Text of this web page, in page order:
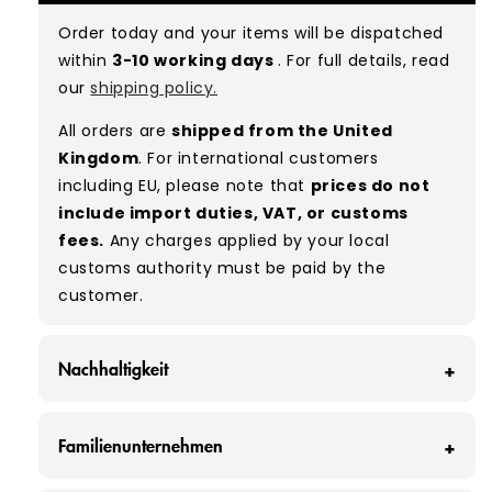
with minimal signs of wear. While they are
used, they remain free of significant defects
and are in excellent shape overall.
Please note:As these are vintage/used
garments, a small percentage (5–10%) may
have minor flaws such as small tears, holes, or
stains. While we carefully inspect all items, a
degree of human error is possible. Condition
can vary slightly between pieces, and some
Order today and your items will be dispatched
within 3-10 working days. For full details, read
ourshipping policy.
All orders are shipped from the United
Kingdom. For international customers
including EU, please note that prices do not
include import duties, VAT, or customs
fees. Any charges applied by your local
customs authority must be paid by the
customer.
Nachhaltigkeit
jeden Monat, dass rund 160 Tonnen Kleidung
Familienunternehmen